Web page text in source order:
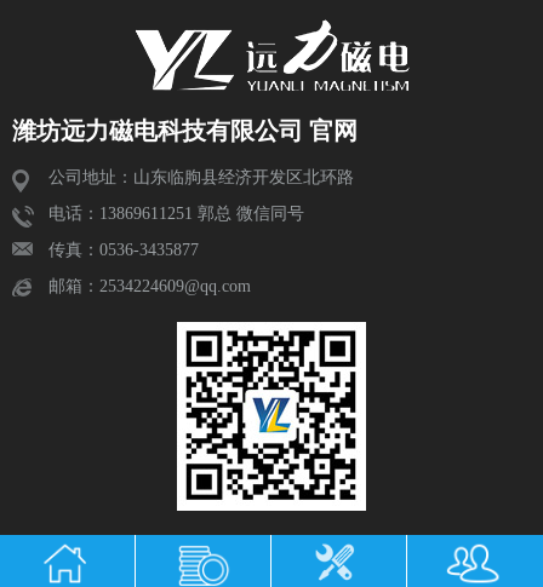
潍坊远力磁电科技有限公司 官网
公司地址：山东临朐县经济开发区北环路
电话：13869611251 郭总 微信同号
传真：0536-3435877
邮箱：2534224609@qq.com